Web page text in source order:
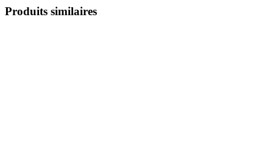
Produits similaires